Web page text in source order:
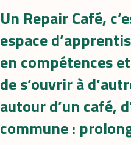
Un Repair Café,
espace d’appre
en compétences
de s’ouvrir à
autour d’un café,
commune :